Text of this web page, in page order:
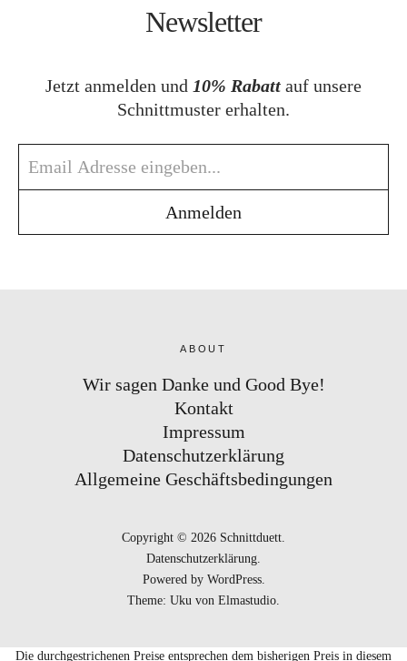
Newsletter
Jetzt anmelden und 10% Rabatt auf unsere
Schnittmuster erhalten.
ABOUT
Wir sagen Danke und Good Bye!
Kontakt
Impressum
Datenschutzerklärung
Allgemeine Geschäftsbedingungen
Copyright © 2026 Schnittduett
Datenschutzerklärung
Powered by WordPress
Theme: Uku von Elmastudio
Die durchgestrichenen Preise entsprechen dem bisherigen Preis in diesem